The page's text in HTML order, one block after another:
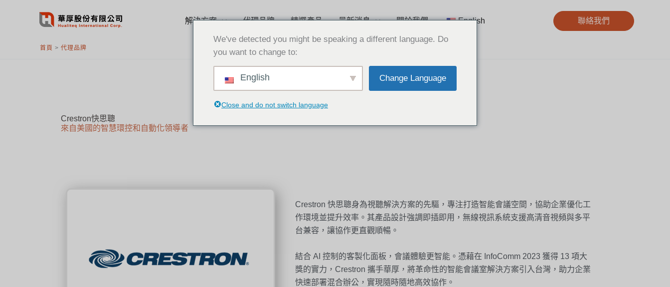
解決方案 代理品牌 精選產品 最新消息 關於我們 English 聯絡我們
首頁 > 代理品牌
Crestron快思聰
來自美國的智慧環控和自動化領導者
Crestron 快思聰身為視聽解決方案的先驅，專注打造智能會議空間，協助企業優化工
作環境並提升效率。其產品設計強調即插即用，無線視訊系統支援高清音視頻與多平
台兼容，讓協作更直觀順暢。
結合 AI 控制的客製化面板，會議體驗更智能。憑藉在 InfoComm 2023 獲得 13 項大
獎的實力，Crestron 攜手華厚，將革命性的智能會議室解決方案引入台灣，助力企業
快速部署混合辦公，實現隨時隨地高效協作。
We've detected you might be speaking a different language. Do
you want to change to:
English Change Language
Close and do not switch language